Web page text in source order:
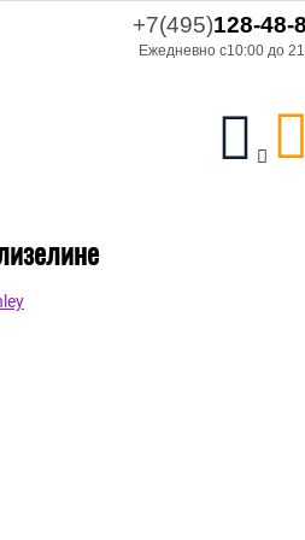
+7(495)128-48-
Ежедневно с10:00 до